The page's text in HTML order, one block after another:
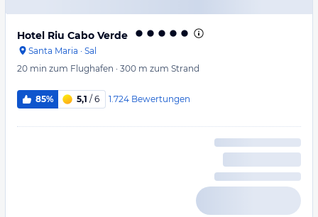
Hotel Riu Cabo Verde
Santa Maria · Sal
20 min zum Flughafen · 300 m zum Strand
85% 5,1 / 6 1.724 Bewertungen